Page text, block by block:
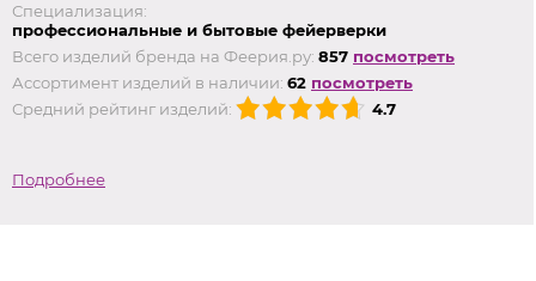
Специализация:
профессиональные и бытовые фейерверки
Всего изделий бренда на Феерия.ру: 857 посмотреть
Ассортимент изделий в наличии: 62 посмотреть
Средний рейтинг изделий:
4.7
Подробнее